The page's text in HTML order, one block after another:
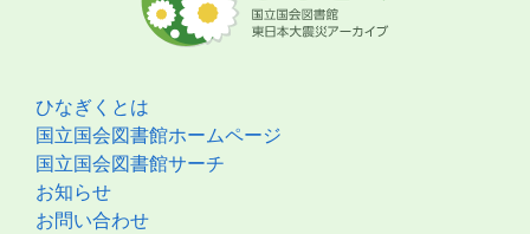
ひなぎくとは
国立国会図書館ホームページ
国立国会図書館サーチ
お知らせ
お問い合わせ